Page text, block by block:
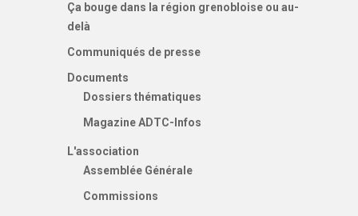
Ça bouge dans la région grenobloise ou au-
delà
Communiqués de presse
Documents
Dossiers thématiques
Magazine ADTC-Infos
L'association
Assemblée Générale
Commissions